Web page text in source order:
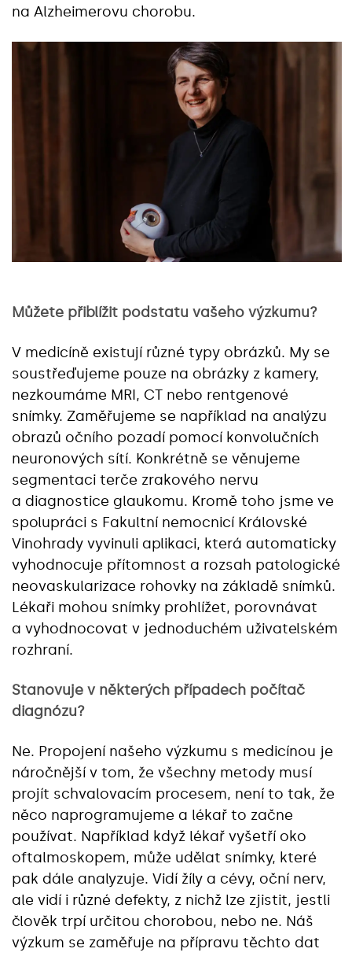
na Alzheimerovu chorobu.
Můžete přiblížit podstatu vašeho výzkumu?
V medicíně existují různé typy obrázků. My se
soustřeďujeme pouze na obrázky z kamery,
nezkoumáme MRI, CT nebo rentgenové
snímky. Zaměřujeme se například na analýzu
obrazů očního pozadí pomocí konvolučních
neuronových sítí. Konkrétně se věnujeme
segmentaci terče zrakového nervu
a diagnostice glaukomu. Kromě toho jsme ve
spolupráci s Fakultní nemocnicí Královské
Vinohrady vyvinuli aplikaci, která automaticky
vyhodnocuje přítomnost a rozsah patologické
neovaskularizace rohovky na základě snímků.
Lékaři mohou snímky prohlížet, porovnávat
a vyhodnocovat v jednoduchém uživatelském
rozhraní.
Stanovuje v některých případech počítač
diagnózu?
Ne. Propojení našeho výzkumu s medicínou je
náročnější v tom, že všechny metody musí
projít schvalovacím procesem, není to tak, že
něco naprogramujeme a lékař to začne
používat. Například když lékař vyšetří oko
oftalmoskopem, může udělat snímky, které
pak dále analyzuje. Vidí žíly a cévy, oční nerv,
ale vidí i různé defekty, z nichž lze zjistit, jestli
člověk trpí určitou chorobou, nebo ne. Náš
výzkum se zaměřuje na přípravu těchto dat